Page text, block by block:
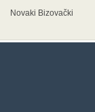
Novaki Bizovački